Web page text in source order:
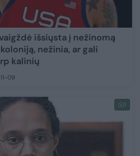
išsiųsta į nežinomą
nežinia, ar gali
kalinių
09
1